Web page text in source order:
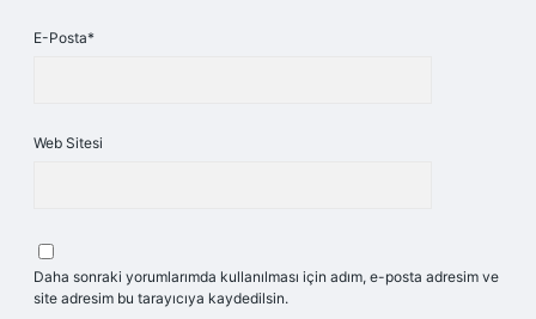
E-Posta*
Web Sitesi
Daha sonraki yorumlarımda kullanılması için adım, e-posta adresim ve
site adresim bu tarayıcıya kaydedilsin.